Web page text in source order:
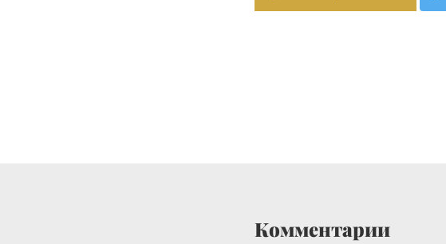
Комментарии